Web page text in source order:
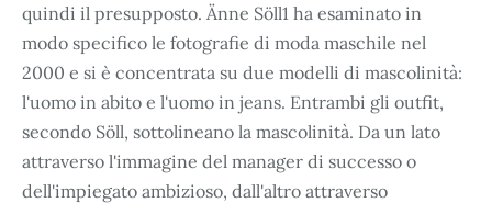
quindi il presupposto. Änne Söll1 ha esaminato in
modo specifico le fotografie di moda maschile nel
2000 e si è concentrata su due modelli di mascolinità:
l'uomo in abito e l'uomo in jeans. Entrambi gli outfit,
secondo Söll, sottolineano la mascolinità. Da un lato
attraverso l'immagine del manager di successo o
dell'impiegato ambizioso, dall'altro attraverso